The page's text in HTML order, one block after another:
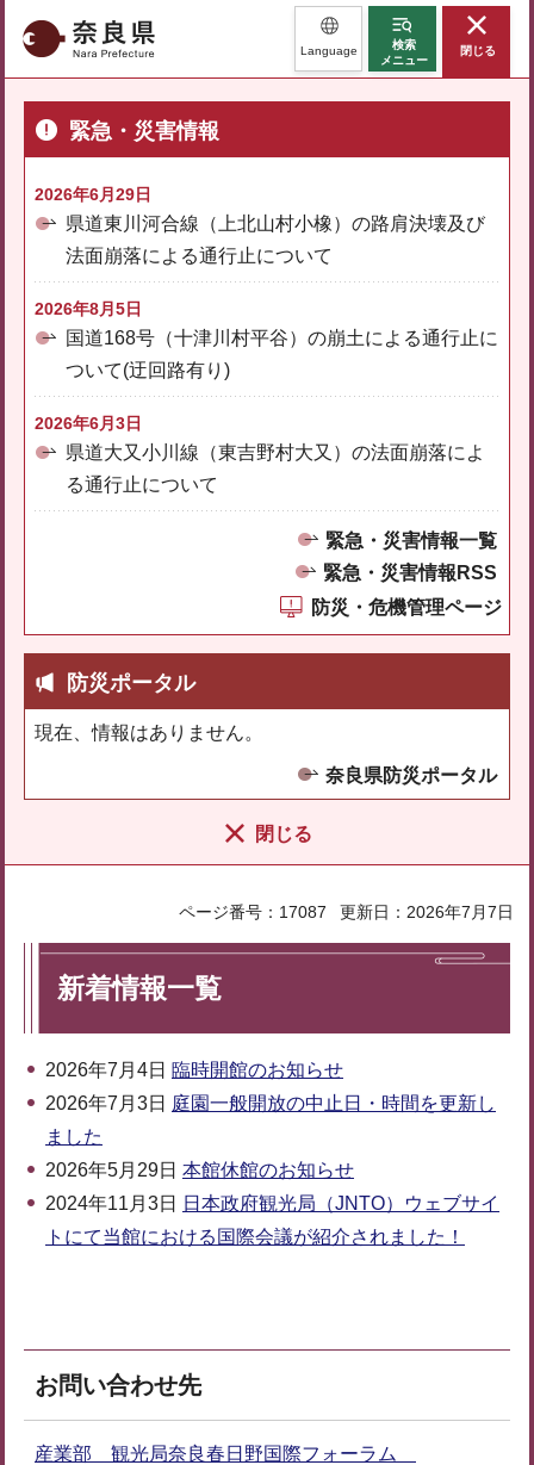
奈良県 Language
検索
メニュー
閉じる
緊急・災害情報
2026年6月29日
県道東川河合線（上北山村小橡）の路肩決壊及び
法面崩落による通行止について
2026年8月5日
国道168号（十津川村平谷）の崩土による通行止に
ついて(迂回路有り)
2026年6月3日
県道大又小川線（東吉野村大又）の法面崩落によ
る通行止について
緊急・災害情報一覧
緊急・災害情報RSS
防災・危機管理ページ
防災ポータル
現在、情報はありません。
奈良県防災ポータル
閉じる
ページ番号：17087 更新日：2026年7月7日
新着情報一覧
2026年7月4日 臨時開館のお知らせ
2026年7月3日 庭園一般開放の中止日・時間を更新し
ました
2026年5月29日 本館休館のお知らせ
2024年11月3日
日本政府観光局（JNTO）ウェブサイ
トにて当館における国際会議が紹介されました！
お問い合わせ先
産業部 観光局奈良春日野国際フォーラム